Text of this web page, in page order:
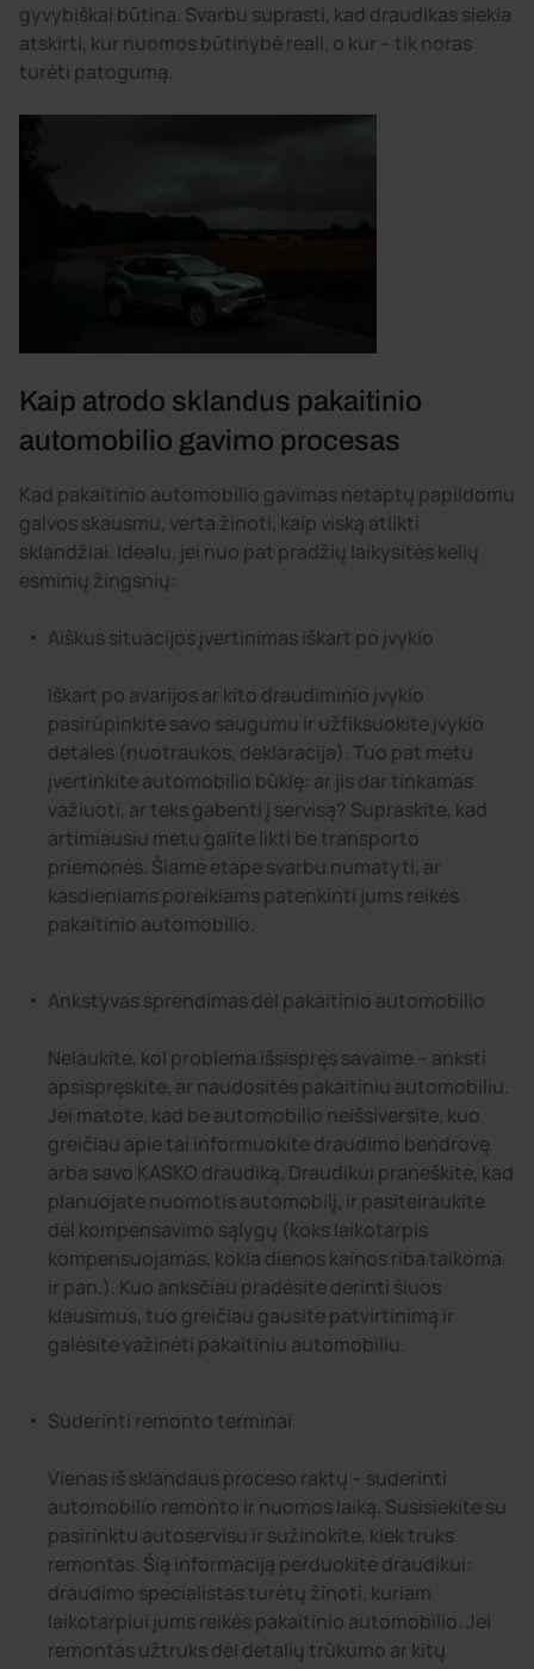
gyvybiškai būtina. Svarbu suprasti, kad draudikas siekia
atskirti, kur nuomos būtinybė reali, o kur – tik noras
turėti patogumą.
Kaip atrodo sklandus pakaitinio
automobilio gavimo procesas
Kad pakaitinio automobilio gavimas netaptų papildomu
galvos skausmu, verta žinoti, kaip viską atlikti
sklandžiai. Idealu, jei nuo pat pradžių laikysitės kelių
esminių žingsnių:
Aiškus situacijos įvertinimas iškart po įvykio
Iškart po avarijos ar kito draudiminio įvykio
pasirūpinkite savo saugumu ir užfiksuokite įvykio
detales (nuotraukos, deklaracija). Tuo pat metu
įvertinkite automobilio būklę: ar jis dar tinkamas
važiuoti, ar teks gabenti į servisą? Supraskite, kad
artimiausiu metu galite likti be transporto
priemonės. Šiame etape svarbu numatyti, ar
kasdieniams poreikiams patenkinti jums reikės
pakaitinio automobilio.
Ankstyvas sprendimas dėl pakaitinio automobilio
Nelaukite, kol problema išsispręs savaime – anksti
apsispręskite, ar naudositės pakaitiniu automobiliu.
Jei matote, kad be automobilio neišsiversite, kuo
greičiau apie tai informuokite draudimo bendrovę
arba savo KASKO draudiką. Draudikui praneškite, kad
planuojate nuomotis automobilį, ir pasiteiraukite
dėl kompensavimo sąlygų (koks laikotarpis
kompensuojamas, kokia dienos kainos riba taikoma
ir pan.). Kuo anksčiau pradėsite derinti šiuos
klausimus, tuo greičiau gausite patvirtinimą ir
galėsite važinėti pakaitiniu automobiliu.
Suderinti remonto terminai
Vienas iš sklandaus proceso raktų – suderinti
automobilio remonto ir nuomos laiką. Susisiekite su
pasirinktu autoservisu ir sužinokite, kiek truks
remontas. Šią informaciją perduokite draudikui:
draudimo specialistas turėtų žinoti, kuriam
laikotarpiui jums reikės pakaitinio automobilio. Jei
remontas užtruks dėl detalių trūkumo ar kitų